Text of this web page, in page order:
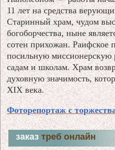
11 лет на средства
Старинный храм, чудом
богоборчества, ныне
сотен прихожан. Раифское
посильную миссионерскую
садам и школам. Храм
духовную значимость,
XIX века.
Фоторепортаж с
заказтреб онлайн